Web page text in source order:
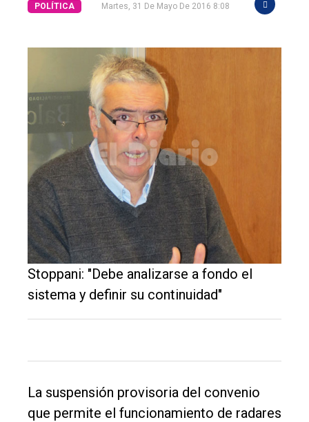
El
único
DIARIO
Balcarce
Inicio
Tendencia
Política
Cultura
Entrevistas
POLÍTICA Martes, 31 De Mayo De 2016 8:08
Stoppani: "Debe analizarse a fondo el
sistema y definir su continuidad"
La suspensión provisoria del convenio
que permite el funcionamiento de radares